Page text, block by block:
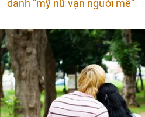
danh “mỹ nữ vạn người mê”